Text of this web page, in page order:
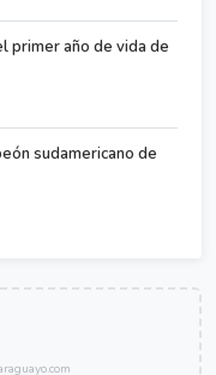
primer año de vida de
sudamericano de